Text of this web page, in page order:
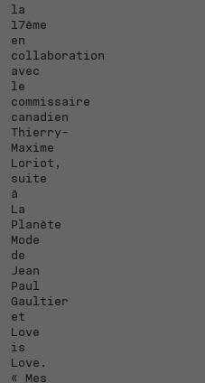
la
17ème
en
collaboration
avec
le
commissaire
canadien
Thierry-
Maxime
Loriot,
suite
à
La
Planète
Mode
de
Jean
Paul
Gaultier
et
Love
is
Love.
« Mes